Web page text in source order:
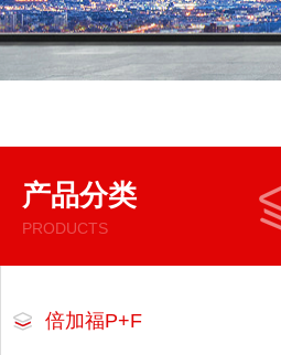
产品分类
PRODUCTS
倍加福P+F